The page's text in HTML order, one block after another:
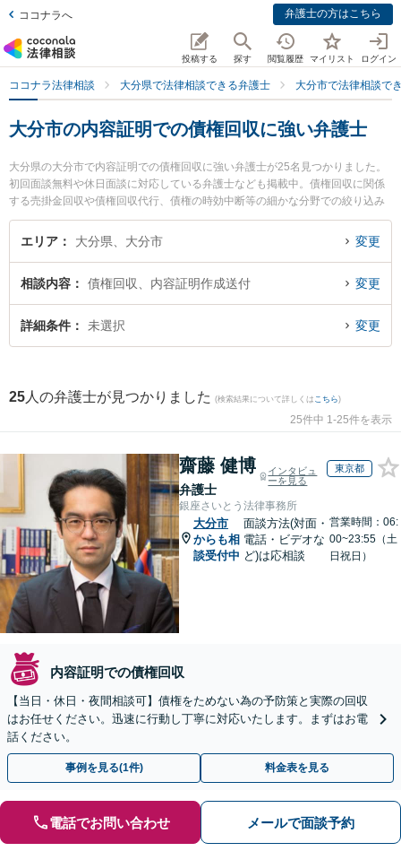
ココナラへ 弁護士の方はこちら
投稿する 探す 閲覧履歴 マイリスト ログイン
ココナラ法律相談 大分県で法律相談できる弁護士 大分市で法律相談で
大分市の内容証明での債権回収に強い弁護士
大分県の大分市で内容証明での債権回収に強い弁護士が25名見つかりました。
初回面談無料や休日面談に対応している弁護士なども掲載中。債権回収に関係
する売掛金回収や債権回収代行、債権の時効中断等の細かな分野での絞り込み
検索もでき便利です。特に麻生法律事務所の麻生 昭一弁護士や園田大吾法律事
務所の園田 大吾弁護士、弁護士法人平山法律事務所 大分事務所の平山 蒼太弁
に相談したい』『内容証明での債権回収のトラブル解決の実績豊富な近くの弁
護士を検索したい』『初回相談無料で内容証明での債権回収を法律相談できる
大分市内の弁護士に相談予約したい』などでお困りの相談者さんにおすすめで
エリア 大分県、大分市 変更
相談内容 債権回収、内容証明作成送付 変更
詳細条件 未選択 変更
25 人の弁護士が見つかりました (検索結果について詳しくは こちら)
25件中 1-25件を表示
齋藤 健博
弁護士
インタビュ
ーを見る
東京都
銀座さいとう法律事務所
大分市
からも相
談受付中
面談方法(対面・
電話・ビデオな
ど)は応相談
営業時間：06:
00~23:55（土
日祝日）
内容証明での債権回収
【当日・休日・夜間相談可】債権をためない為の予防策と実際の回収
はお任せください。迅速に行動し丁寧に対応いたします。まずはお電
話ください。
事例を見る(1件) 料金表を見る
電話でお問い合わせ メールで面談予約